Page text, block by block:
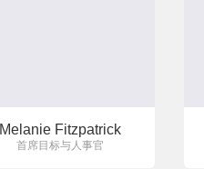
Melanie Fitzpatrick
首席目标与人事官